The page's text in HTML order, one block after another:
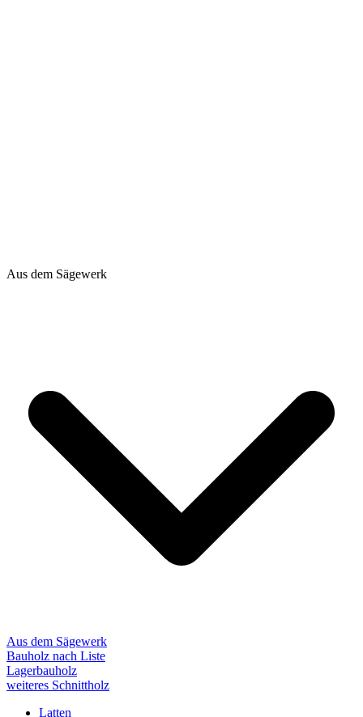
Aus dem Sägewerk
Aus dem Sägewerk
Bauholz nach Liste
Lagerbauholz
weiteres Schnittholz
Latten